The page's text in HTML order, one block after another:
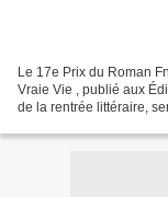
Le 17e Prix du Roman
Vraie Vie , publié aux
de la rentrée littéraire,